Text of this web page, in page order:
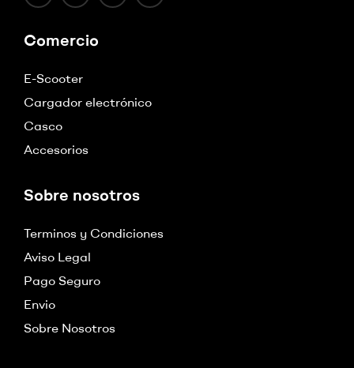
Comercio
E-Scooter
Cargador electrónico
Casco
Accesorios
Sobre nosotros
Terminos y Condiciones
Aviso Legal
Pago Seguro
Envio
Sobre Nosotros